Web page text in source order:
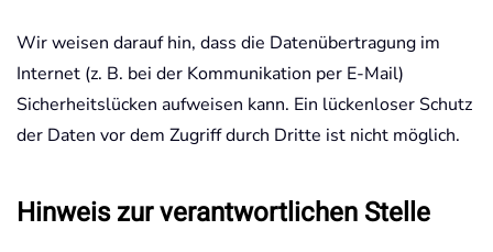
Wir weisen darauf hin, dass die Datenübertragung im
Internet (z. B. bei der Kommunikation per E-Mail)
Sicherheitslücken aufweisen kann. Ein lückenloser Schutz
der Daten vor dem Zugriff durch Dritte ist nicht möglich.
Hinweis zur verantwortlichen Stelle